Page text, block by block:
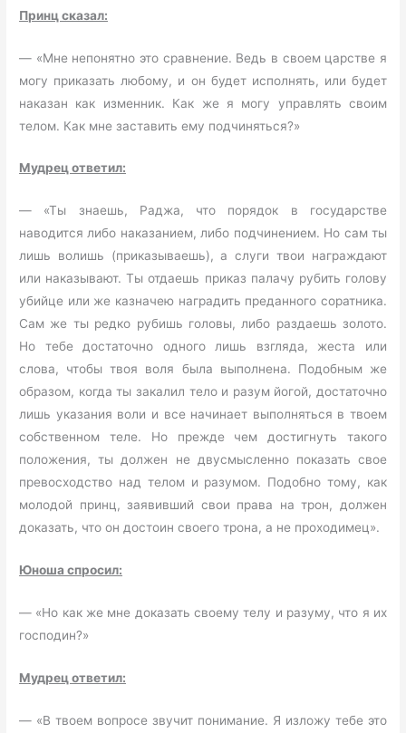
Принц сказал:
— «Мне непонятно это сравнение. Ведь в своем царстве я
могу приказать любому, и он будет исполнять, или будет
наказан как изменник. Как же я могу управлять своим
телом. Как мне заставить ему подчиняться?»
Мудрец ответил:
— «Ты знаешь, Раджа, что порядок в государстве
наводится либо наказанием, либо подчинением. Но сам ты
лишь волишь (приказываешь), а слуги твои награждают
или наказывают. Ты отдаешь приказ палачу рубить голову
убийце или же казначею наградить преданного соратника.
Сам же ты редко рубишь головы, либо раздаешь золото.
Но тебе достаточно одного лишь взгляда, жеста или
слова, чтобы твоя воля была выполнена. Подобным же
образом, когда ты закалил тело и разум йогой, достаточно
лишь указания воли и все начинает выполняться в твоем
собственном теле. Но прежде чем достигнуть такого
положения, ты должен не двусмысленно показать свое
превосходство над телом и разумом. Подобно тому, как
молодой принц, заявивший свои права на трон, должен
доказать, что он достоин своего трона, а не проходимец».
Юноша спросил:
— «Но как же мне доказать своему телу и разуму, что я их
господин?»
Мудрец ответил:
— «В твоем вопросе звучит понимание. Я изложу тебе это